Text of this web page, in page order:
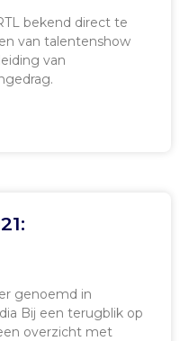
bekend direct te
van talentenshow
van
genoemd in
Bij een terugblik op
overzicht met